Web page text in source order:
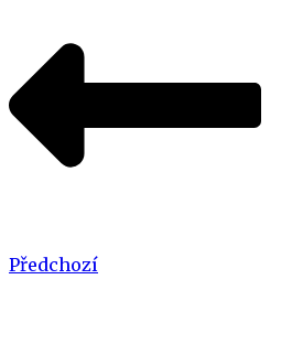
Předchozí